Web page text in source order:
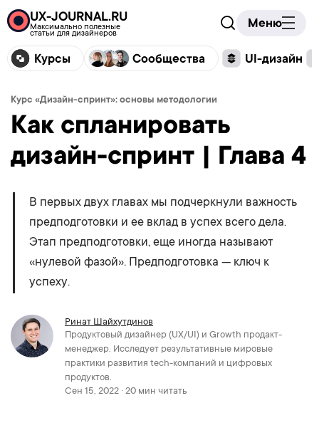
UX-JOURNAL.RU
Максимально полезные
статьи для дизайнеров
Меню
Курсы Сообщества UI-дизайн
Курс «Дизайн-спринт»: основы методологии
Как спланировать
дизайн-спринт | Глава 4
В первых двух главах мы подчеркнули важность
предподготовки и ее вклад в успех всего дела.
Этап предподготовки, еще иногда называют
«нулевой фазой». Предподготовка — ключ к
успеху.
Ринат Шайхутдинов
Продуктовый дизайнер (UX/UI) и Growth продакт-
менеджер. Исследует результативные мировые
практики развития tech-компаний и цифровых
продуктов.
Сен 15, 2022 · 20 мин читать